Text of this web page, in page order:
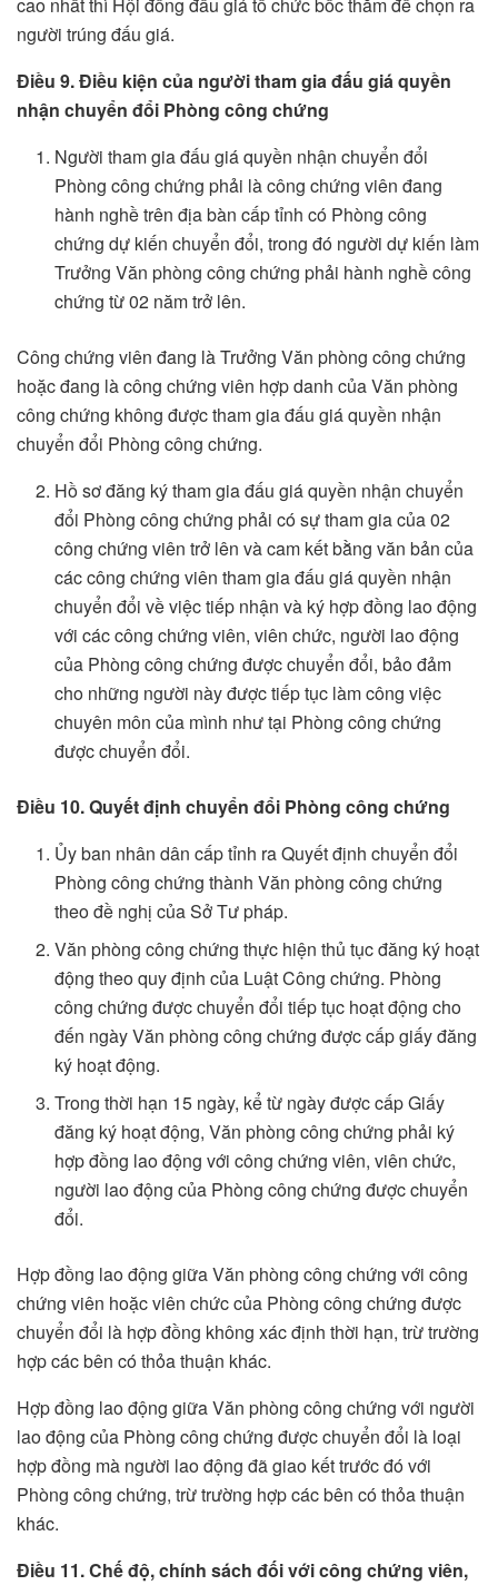
cao nhất thì Hội đồng đấu giá tổ chức bốc thăm để chọn ra
người trúng đấu giá.
Điều 9. Điều kiện của người tham gia đấu giá quyền
nhận chuyển đổi Phòng công chứng
Người tham gia đấu giá quyền nhận chuyển đổi
Phòng công chứng phải là công chứng viên đang
hành nghề trên địa bàn cấp tỉnh có Phòng công
chứng dự kiến chuyển đổi, trong đó người dự kiến làm
Trưởng Văn phòng công chứng phải hành nghề công
chứng từ 02 năm trở lên.
Công chứng viên đang là Trưởng Văn phòng công chứng
hoặc đang là công chứng viên hợp danh của Văn phòng
công chứng không được tham gia đấu giá quyền nhận
chuyển đổi Phòng công chứng.
Hồ sơ đăng ký tham gia đấu giá quyền nhận chuyển
đổi Phòng công chứng phải có sự tham gia của 02
công chứng viên trở lên và cam kết bằng văn bản của
các công chứng viên tham gia đấu giá quyền nhận
chuyển đổi về việc tiếp nhận và ký hợp đồng lao động
với các công chứng viên, viên chức, người lao động
của Phòng công chứng được chuyển đổi, bảo đảm
cho những người này được tiếp tục làm công việc
chuyên môn của mình như tại Phòng công chứng
được chuyển đổi.
Điều 10. Quyết định chuyển đổi Phòng công chứng
Ủy ban nhân dân cấp tỉnh ra Quyết định chuyển đổi
Phòng công chứng thành Văn phòng công chứng
theo đề nghị của Sở Tư pháp.
Văn phòng công chứng thực hiện thủ tục đăng ký hoạt
động theo quy định của Luật Công chứng. Phòng
công chứng được chuyển đổi tiếp tục hoạt động cho
đến ngày Văn phòng công chứng được cấp giấy đăng
ký hoạt động.
Trong thời hạn 15 ngày, kể từ ngày được cấp Giấy
đăng ký hoạt động, Văn phòng công chứng phải ký
hợp đồng lao động với công chứng viên, viên chức,
người lao động của Phòng công chứng được chuyển
đổi.
Hợp đồng lao động giữa Văn phòng công chứng với công
chứng viên hoặc viên chức của Phòng công chứng được
chuyển đổi là hợp đồng không xác định thời hạn, trừ trường
hợp các bên có thỏa thuận khác.
Hợp đồng lao động giữa Văn phòng công chứng với người
lao động của Phòng công chứng được chuyển đổi là loại
hợp đồng mà người lao động đã giao kết trước đó với
Phòng công chứng, trừ trường hợp các bên có thỏa thuận
khác.
Điều 11. Chế độ, chính sách đối với công chứng viên,